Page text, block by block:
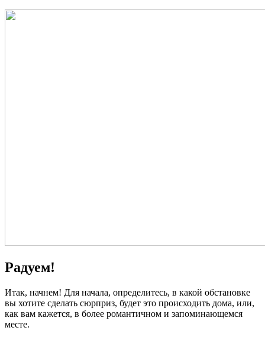
Радуем!
Итак, начнем! Для начала, определитесь, в какой обстановке
вы хотите сделать сюрприз, будет это происходить дома, или,
как вам кажется, в более романтичном и запоминающемся
месте.